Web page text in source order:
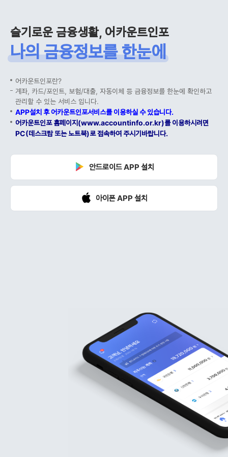
슬기로운 금융생활, 어카운트인포
나의 금융정보를 한눈에
어카운트인포란?
계좌, 카드/포인트, 보험/대출, 자동이체 등 금융정보를 한눈에 확인하고
관리할 수 있는 서비스 입니다.
APP설치 후 어카운트인포서비스를 이용하실 수 있습니다.
어카운트인포 홈페이지(www.accountinfo.or.kr)를 이용하시려면
PC(데스크탑 또는 노트북)로 접속하여 주시기바랍니다.
안드로이드 APP 설치
아이폰 APP 설치